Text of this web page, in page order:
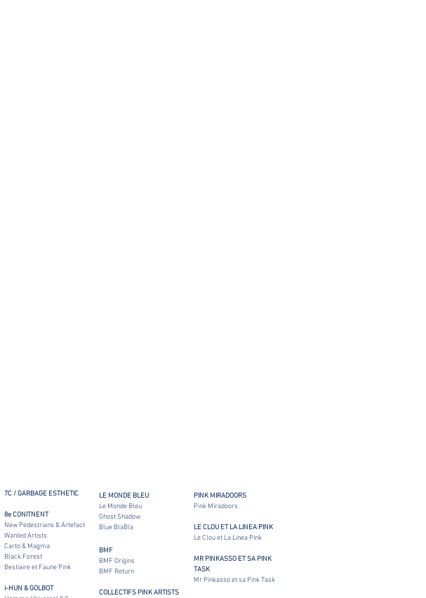
7C / GARBAGE ESTHETIC
8e CONITNENT
New Pedestrians & Artefact
Wanted Artists
Carto & Magma
Black Forest
Bestiaire et Faune Pink
i-HUN & GOLBOT
LE MONDE BLEU
Le Monde Bleu
Ghost Shadow
Blue BlaBla
BMF
BMF Origins
BMF Return
COLLECTIFS PINK ARTISTS
PINK MIRADOORS
Pink Miradoors
LE CLOU ET LA LINEA PINK
Le Clou et La Linea Pink
MR PINKASSO ET SA PINK
TASK
Mr Pinkasso et sa Pink Task